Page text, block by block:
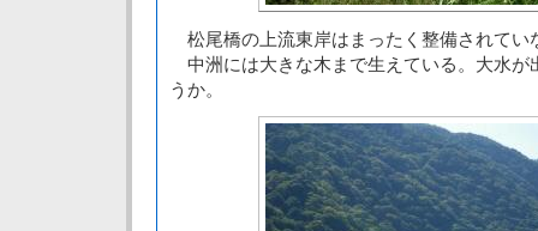
松尾橋の上流東岸はまったく整備されてい
中洲には大きな木まで生えている。大水が
うか。